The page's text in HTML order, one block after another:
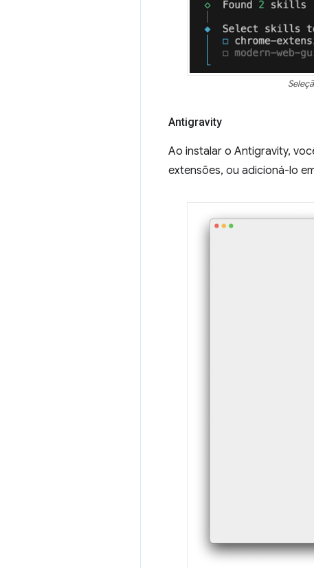
Antigravity
Ao instalar o Antigravity,
extensões, ou adicioná-lo